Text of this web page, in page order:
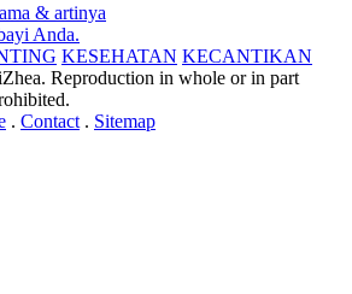
& artinya
Anda.
KESEHATAN KECANTIKAN
Reproduction in whole or in part
. Contact . Sitemap